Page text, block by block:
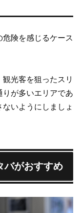
険を感じるケース
光客を狙ったスリ
が多いエリアであ
いようにしましょ
バがおすすめ